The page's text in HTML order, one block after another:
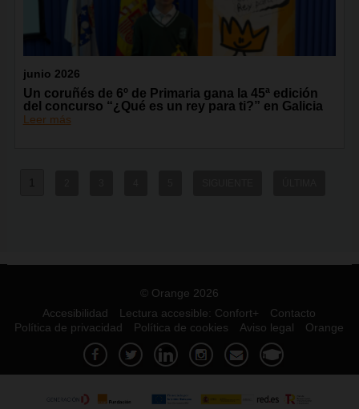
junio 2026
Un coruñés de 6º de Primaria gana la 45ª edición
del concurso “¿Qué es un rey para ti?” en Galicia
Leer más
© Orange 2026
Accesibilidad
Lectura accesible: Confort+
Contacto
Política de privacidad
Política de cookies Aviso legal Orange